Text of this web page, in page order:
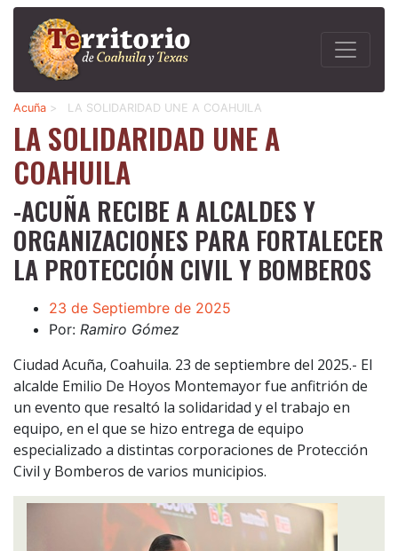
Acuña > LA SOLIDARIDAD UNE A COAHUILA
LA SOLIDARIDAD UNE A
COAHUILA
-ACUÑA RECIBE A ALCALDES Y
ORGANIZACIONES PARA FORTALECER
LA PROTECCIÓN CIVIL Y BOMBEROS
23 de Septiembre de 2025
Por: Ramiro Gómez
Ciudad Acuña, Coahuila. 23 de septiembre del 2025.- El
alcalde Emilio De Hoyos Montemayor fue anfitrión de
un evento que resaltó la solidaridad y el trabajo en
equipo, en el que se hizo entrega de equipo
especializado a distintas corporaciones de Protección
Civil y Bomberos de varios municipios.